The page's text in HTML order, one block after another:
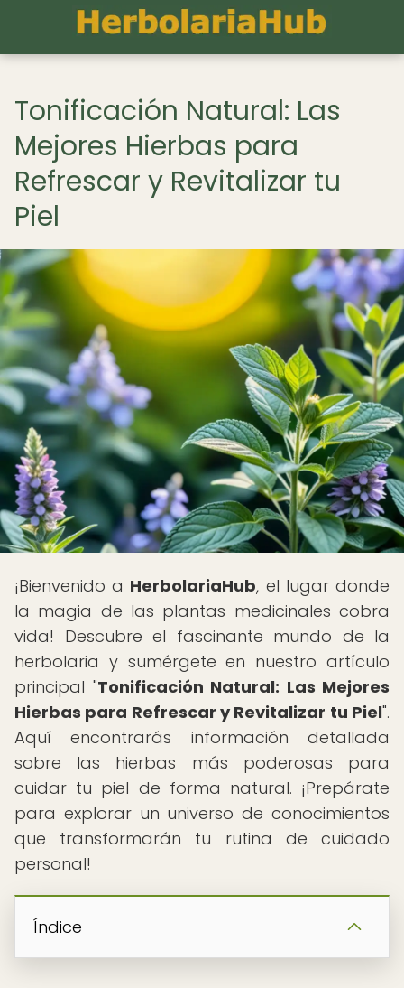
Tonificación Natural: Las
Mejores Hierbas para
Refrescar y Revitalizar tu
Piel
¡Bienvenido a HerbolariaHub, el lugar donde
la magia de las plantas medicinales cobra
vida! Descubre el fascinante mundo de la
herbolaria y sumérgete en nuestro artículo
principal "Tonificación Natural: Las Mejores
Hierbas para Refrescar y Revitalizar tu Piel".
Aquí encontrarás información detallada
sobre las hierbas más poderosas para
cuidar tu piel de forma natural. ¡Prepárate
para explorar un universo de conocimientos
que transformarán tu rutina de cuidado
personal!
Índice